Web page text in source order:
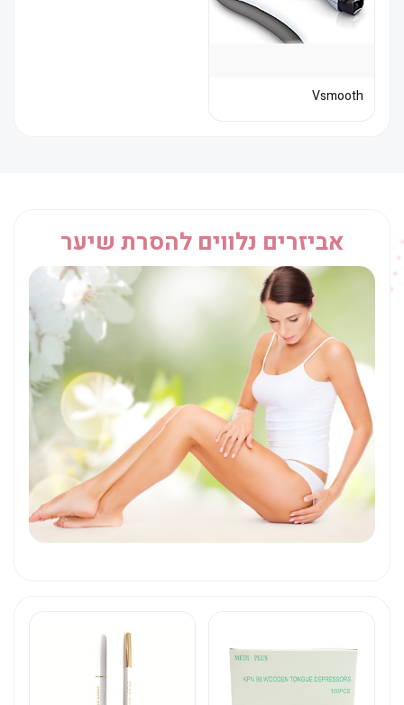
Vsmooth
אביזרים נלווים להסרת שיער